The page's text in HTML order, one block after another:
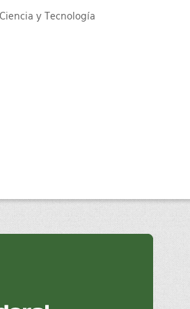
y Tecnología